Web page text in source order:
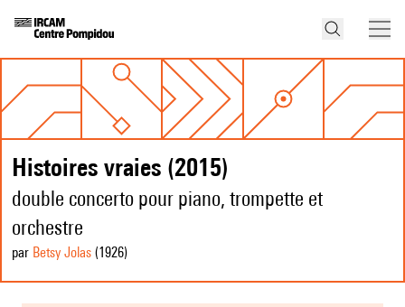
Histoires vraies (2015)
double concerto pour piano, trompette et
orchestre
par Betsy Jolas (1926)